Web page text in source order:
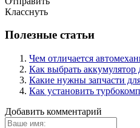
Класснуть
Полезные статьи
Чем отличается
Как выбрать аккумулятор
Какие нужны запчасти
Как установить
Добавить комментарий